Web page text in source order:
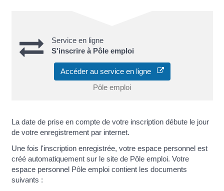
Service en ligne
S'inscrire à Pôle emploi
Accéder au service en ligne
Pôle emploi
La date de prise en compte de votre inscription débute le jour
de votre enregistrement par internet.
Une fois l'inscription enregistrée, votre espace personnel est
créé automatiquement sur le site de Pôle emploi. Votre
espace personnel Pôle emploi contient les documents
suivants :